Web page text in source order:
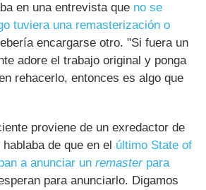
en una entrevista que no se
tuviera una remasterización o
encargarse otro. "Si fuera un
adore el trabajo original y ponga
rehacerlo, entonces es algo que
proviene de un exredactor de
de que en el último State of
a anunciar unremasterpara
para anunciarlo. Digamos